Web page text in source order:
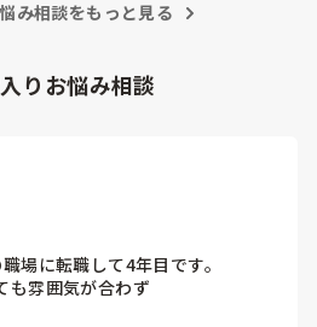
ないほど、明くる朝以降の離床がスム
ッサージを施して、寝かしちゃうこ
間って寝るためには、いったん「体
仕組みなんですよ。つまり、放熱さ
負どころですね(笑)。
み相談をもっと見る
りお悩み相談
場に転職して4年目です。
も雰囲気が合わず
。